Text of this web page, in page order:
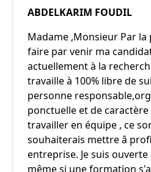
ABDELKARIM FOUDIL
Madame ,Monsieur Par la
faire par venir ma
actuellement à la
travaille à 100% libre de
personne
ponctuelle et de
travailler en équipe , ce
souhaiterais mettre â
entreprise. Je suis
même si une formation